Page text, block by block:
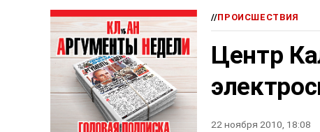
//ПРОИСШЕСТВИЯ
Центр
22 ноября 2010, 18:08